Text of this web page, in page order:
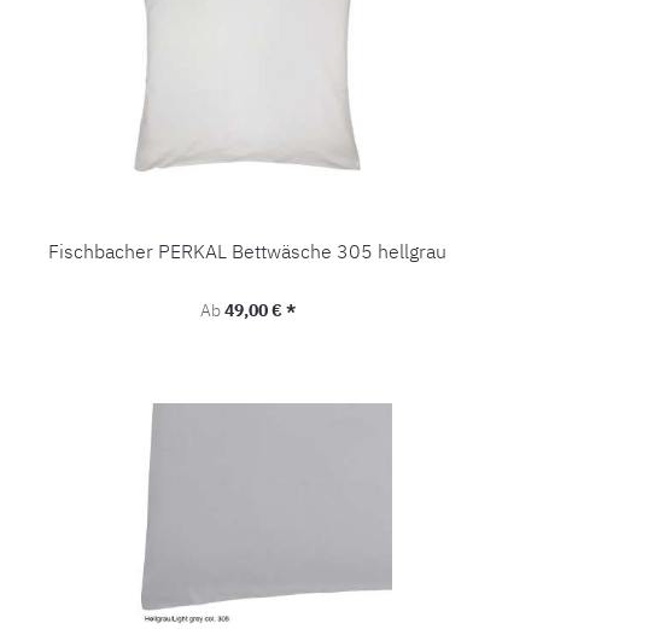
Fischbacher PERKAL Bettwäsche 305 hellgrau
Regulärer Preis:
Ab49,00 € *